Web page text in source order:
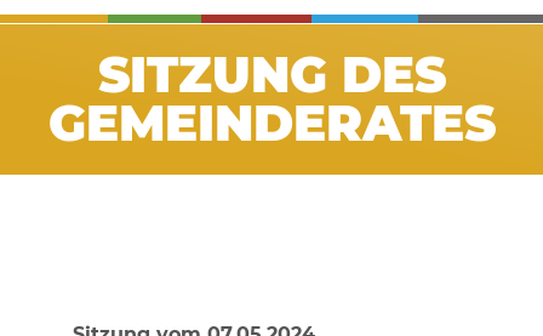
SITZUNG DES
GEMEINDERATES